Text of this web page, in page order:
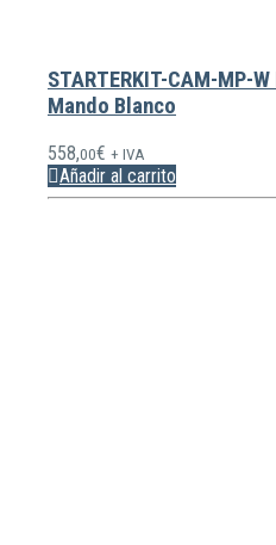
STARTERKIT-CAM-MP-
Mando Blanco
558,00€ + IVA
Añadir al carrito